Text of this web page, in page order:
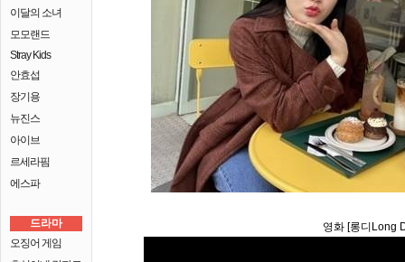
이달의 소녀
모모랜드
Stray Kids
안효섭
장기용
뉴진스
아이브
르세라핌
에스파
드라마
오징어 게임
영화 [롱디Long